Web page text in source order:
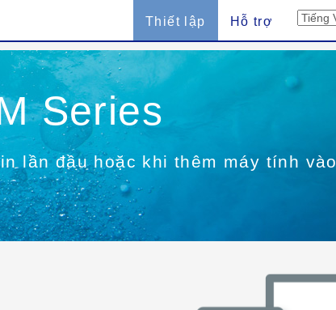
Thiết lập Hỗ trợ
Series
lần đầu hoặc khi thêm máy tính vào